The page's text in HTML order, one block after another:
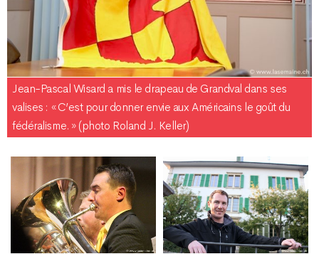
Jean-Pascal Wisard a mis le drapeau de Grandval dans ses
valises : « C’est pour donner envie aux Américains le goût du
fédéralisme. » (photo Roland J. Keller)